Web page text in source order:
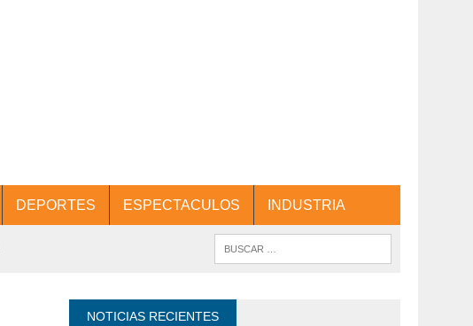
DEPORTES ESPECTACULOS INDUSTRIA
NOTICIAS RECIENTES